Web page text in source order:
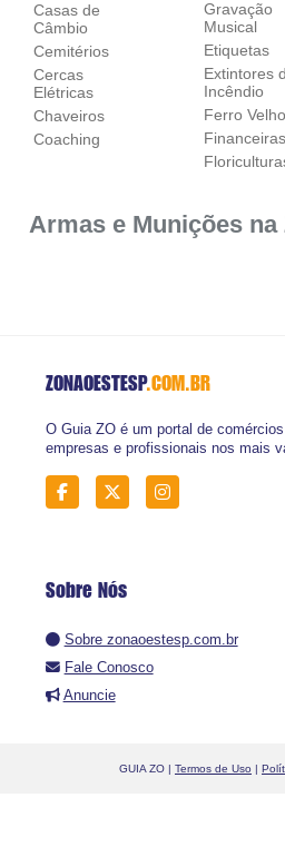
Casas de
Câmbio
Cemitérios
Cercas
Elétricas
Chaveiros
Coaching
Gravação
Musical
Etiquetas
Extintores
Incêndio
Ferro
Financeiras
Armas e Munições na
ZONAOESTESP.COM.BR
O Guia ZO é um portal de
empresas e profissionais nos mais
Sobre Nós
Sobre zonaoestesp.com.br
Fale Conosco
Anuncie
GUIA ZO | Termos de Uso |